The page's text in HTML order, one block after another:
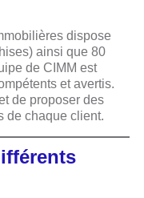
dispose
ainsi que 80
de CIMM est
et avertis.
de proposer des
de chaque client.